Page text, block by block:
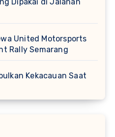
Dipakai di Jalanan
United Motorsports
Rally Semarang
Kekacauan Saat